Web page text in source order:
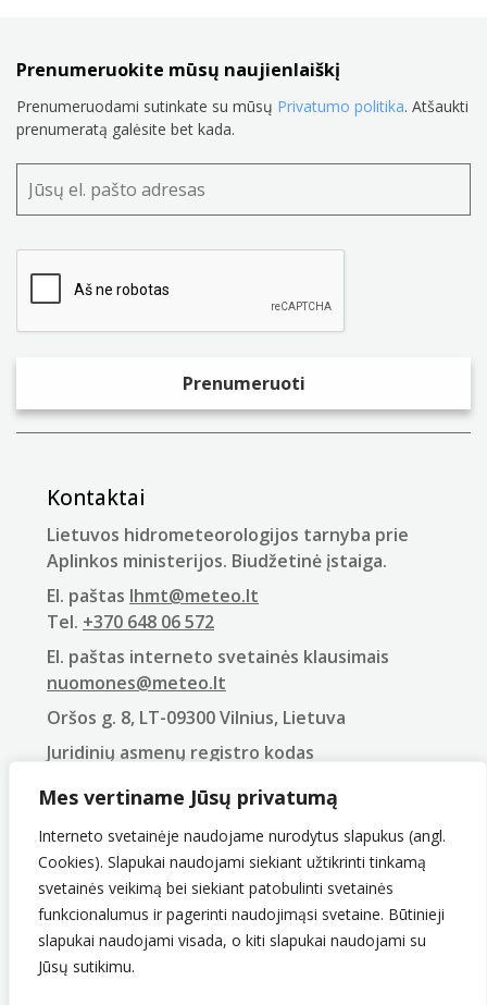
Mes vertiname Jūsų privatumą
Interneto svetainėje naudojame nurodytus slapukus (angl.
Cookies). Slapukai naudojami siekiant užtikrinti tinkamą
svetainės veikimą bei siekiant patobulinti svetainės
funkcionalumus ir pagerinti naudojimąsi svetaine. Būtinieji
slapukai naudojami visada, o kiti slapukai naudojami su
Jūsų sutikimu.
Prenumeruokite mūsų naujienlaiškį
Prenumeruodami sutinkate su mūsų Privatumo politika. Atšaukti
prenumeratą galėsite bet kada.
Kontaktai
Lietuvos hidrometeorologijos tarnyba prie
Aplinkos ministerijos. Biudžetinė įstaiga.
El. paštas lhmt@meteo.lt
Tel. +370 648 06 572
El. paštas interneto svetainės klausimais
nuomones@meteo.lt
Oršos g. 8, LT-09300 Vilnius, Lietuva
Juridinių asmenų registro kodas
PVM mokėtojo kodas
LT907432416